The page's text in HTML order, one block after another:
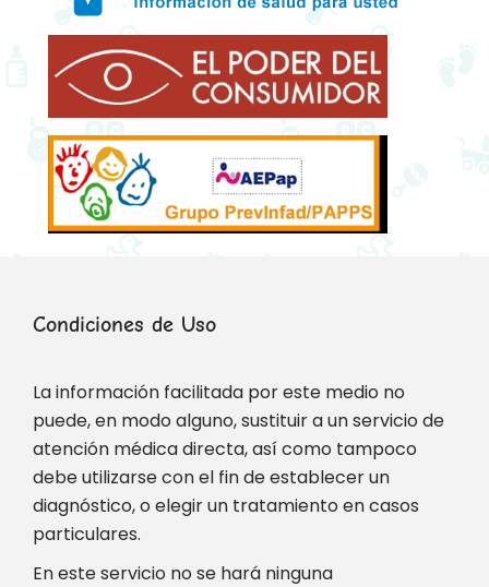
Condiciones de Uso
La información facilitada por este medio no
puede, en modo alguno, sustituir a un servicio de
atención médica directa, así como tampoco
debe utilizarse con el fin de establecer un
diagnóstico, o elegir un tratamiento en casos
particulares.
En este servicio no se hará ninguna